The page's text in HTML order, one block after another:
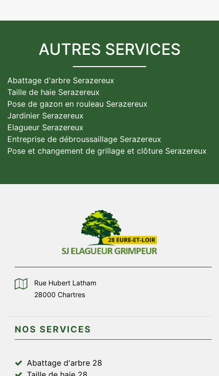
AUTRES SERVICES
Abattage d'arbre Serazereux
Taille de haie Serazereux
Pose de gazon en rouleau Serazereux
Jardinier Serazereux
Elagueur Serazereux
Entreprise de débroussaillage Serazereux
Pose et changement de grillage et clôture Serazereux
Rue Hubert Latham
28000 Chartres
NOS SERVICES
Abattage d'arbre 28